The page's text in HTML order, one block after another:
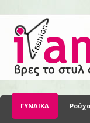
ΓΥΝΑΙΚΑ